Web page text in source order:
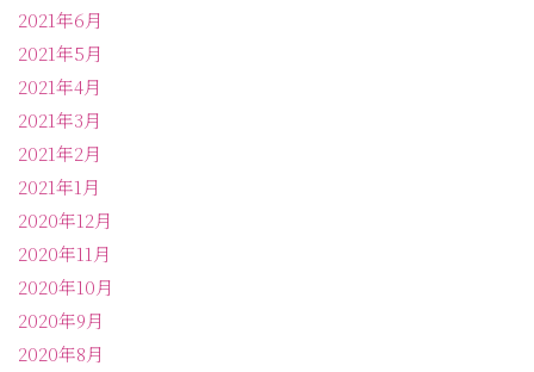
2021年6月
2021年5月
2021年4月
2021年3月
2021年2月
2021年1月
2020年12月
2020年11月
2020年10月
2020年9月
2020年8月